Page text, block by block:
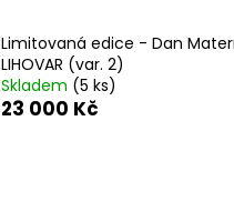
Limitovaná edice - Dan
LIHOVAR (var. 2)
Skladem (5 ks)
23 000 Kč